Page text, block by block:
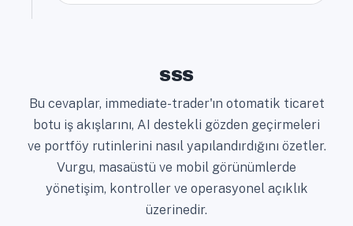
SSS
Bu cevaplar, immediate-trader'ın otomatik ticaret
botu iş akışlarını, AI destekli gözden geçirmeleri
ve portföy rutinlerini nasıl yapılandırdığını özetler.
Vurgu, masaüstü ve mobil görünümlerde
yönetişim, kontroller ve operasyonel açıklık
üzerinedir.